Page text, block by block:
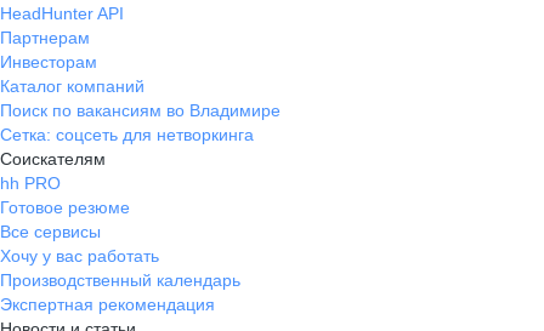
HeadHunter API
Партнерам
Инвесторам
Каталог компаний
Поиск по вакансиям во Владимире
Сетка: соцсеть для нетворкинга
Соискателям
hh PRO
Готовое резюме
Все сервисы
Хочу у вас работать
Производственный календарь
Экспертная рекомендация